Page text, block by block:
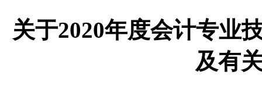
关于2020年度会计专业
及有